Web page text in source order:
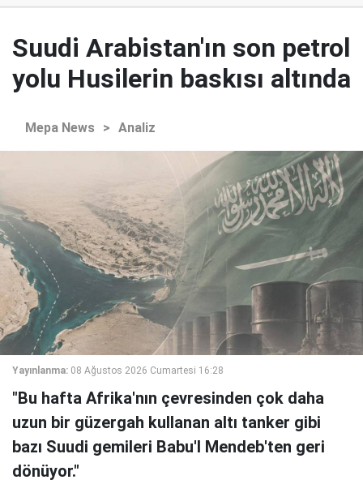
Suudi Arabistan'ın son petrol
yolu Husilerin baskısı altında
Mepa News > Analiz
Yayınlanma: 08 Ağustos 2026 Cumartesi 16:28
"Bu hafta Afrika'nın çevresinden çok daha
uzun bir güzergah kullanan altı tanker gibi
bazı Suudi gemileri Babu'l Mendeb'ten geri
dönüyor."